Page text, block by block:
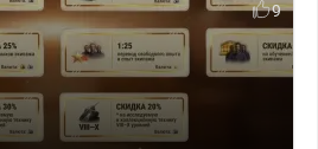
9